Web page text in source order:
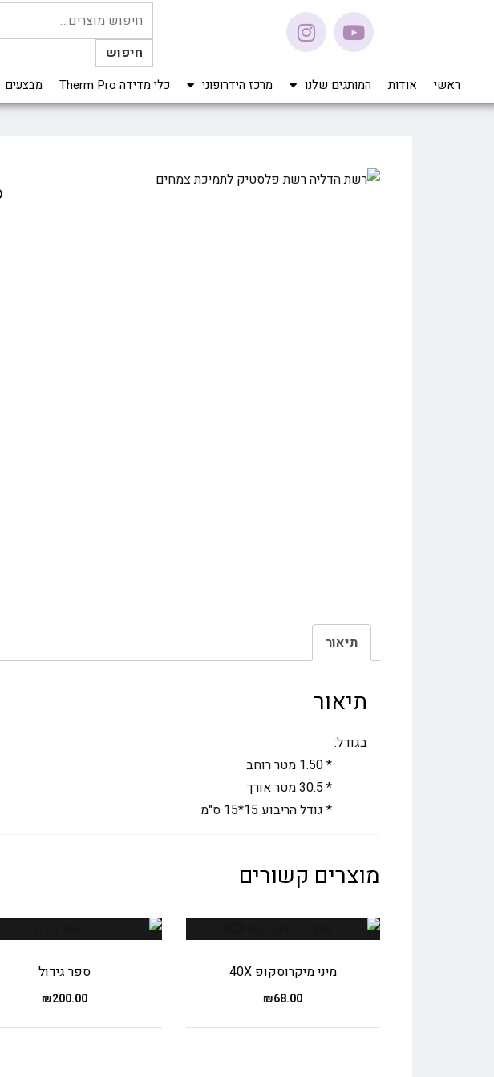
חיפוש
ראשי אודות המותגים שלנו מרכז הידרופוני כלי מדידה Therm Pro מבצעים
תיאור
תיאור
בגודל:
* 1.50 מטר רוחב
* 30.5 מטר אורך
* גודל הריבוע 15*15 ס"מ
מוצרים קשורים
מיני מיקרוסקופ 40X
₪68.00
ספר גידול
₪200.00